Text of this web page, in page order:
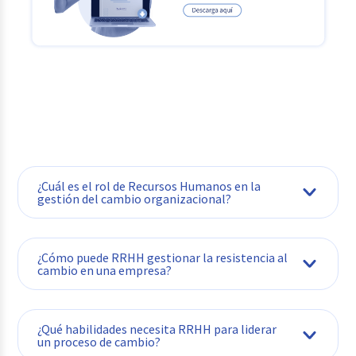
¿Cuál es el rol de Recursos Humanos en la
gestión del cambio organizacional?
que conecta la estrategia con las personas,
facilitando la comunicación interna,
alineando las expectativas de los líderes con
los equipos y diseñando estrategias de
capacitación que permitan que los nuevos
cambios sean positivos, ágiles y fáciles.
¿Cómo puede RRHH gestionar la resistencia al
cambio en una empresa?
la creación de espacios de retroalimentación
que les permitan a los empleados ser
¿Qué habilidades necesita RRHH para liderar
un proceso de cambio?